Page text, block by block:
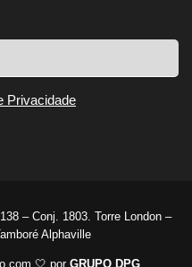
Privacidade
– Conj. 1803. Torre London –
Alphaville
com 🤍 por GRUPO DPG